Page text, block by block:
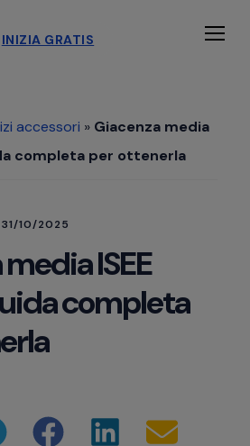
INIZIA GRATIS
accessori » Giacenza media
completa per ottenerla
31/10/2025
ISEE
completa